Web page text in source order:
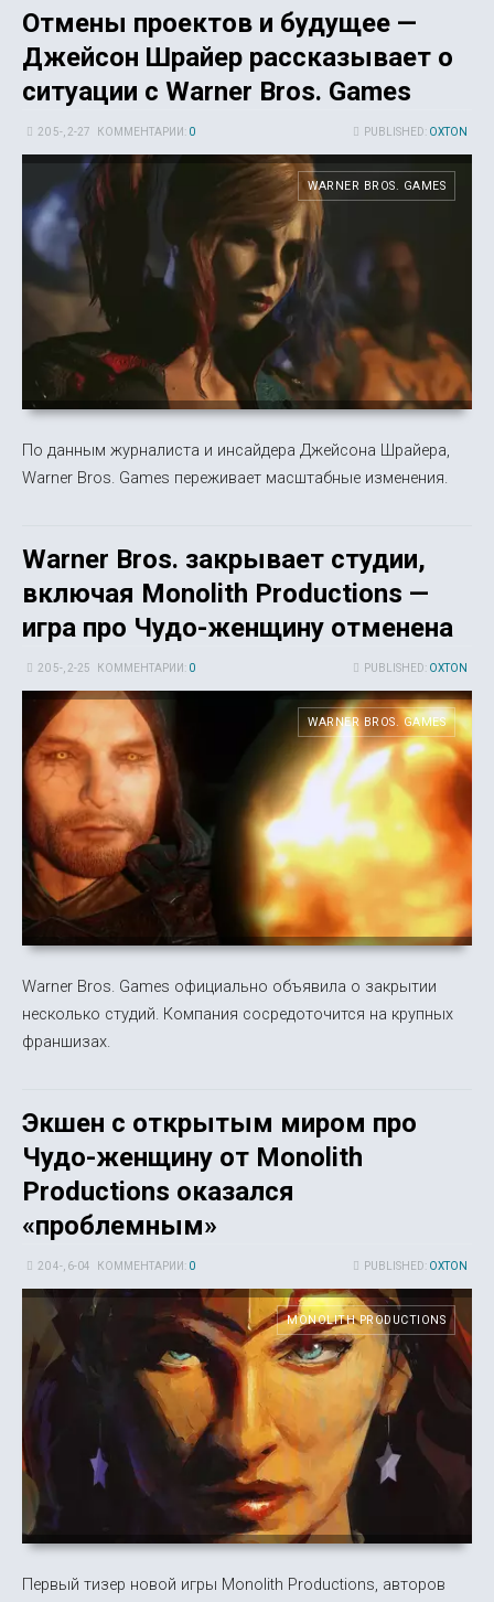
Отмены проектов и будущее —
Джейсон Шрайер рассказывает о
ситуации с Warner Bros. Games
PUBLISHED: OXTON
20 5-, 2-27 КОММЕНТАРИИ: 0
WARNER BROS. GAMES
По данным журналиста и инсайдера Джейсона Шрайера,
Warner Bros. Games переживает масштабные изменения.
Warner Bros. закрывает студии,
включая Monolith Productions —
игра про Чудо-женщину отменена
PUBLISHED: OXTON
20 5-, 2-25 КОММЕНТАРИИ: 0
WARNER BROS. GAMES
Warner Bros. Games официально объявила о закрытии
несколько студий. Компания сосредоточится на крупных
франшизах.
Экшен с открытым миром про
Чудо-женщину от Monolith
Productions оказался
«проблемным»
PUBLISHED: OXTON
20 4-, 6-04 КОММЕНТАРИИ: 0
MONOLITH PRODUCTIONS
Первый тизер новой игры Monolith Productions, авторов